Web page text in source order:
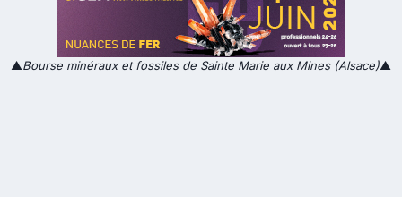
▲Bourse minéraux et fossiles de Sainte Marie aux Mines (Alsace)▲